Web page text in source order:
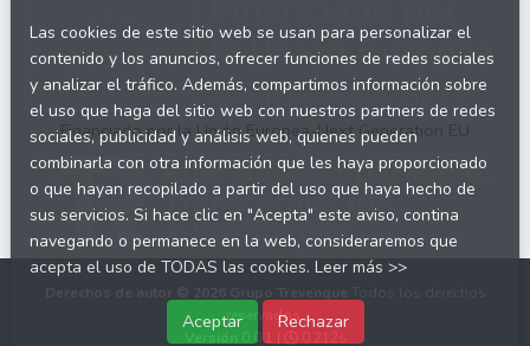
Financiado por la Unión Europea-Next Generation EU
reservados.
0.0.1 |
Las cookies de este sitio web se usan para personalizar el
contenido y los anuncios, ofrecer funciones de redes sociales
y analizar el tráfico. Además, compartimos información sobre
el uso que haga del sitio web con nuestros partners de redes
sociales, publicidad y análisis web, quienes pueden
combinarla con otra información que les haya proporcionado
o que hayan recopilado a partir del uso que haya hecho de
sus servicios. Si hace clic en "Acepta" este aviso, contina
navegando o permanece en la web, consideraremos que
acepta el uso de TODAS las cookies. Leer más >>
Aceptar Rechazar